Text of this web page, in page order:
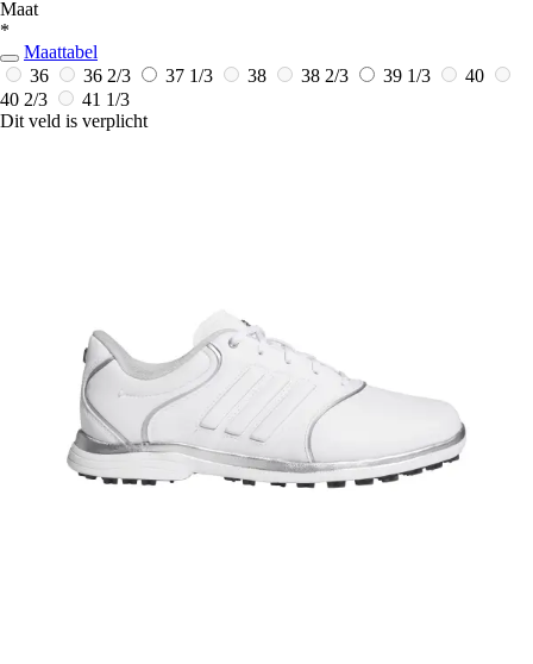
Maat
*
Maattabel
36
36 2/3 37 1/3 38 38 2/3 39 1/3
40
40 2/3
41 1/3
Dit veld is verplicht